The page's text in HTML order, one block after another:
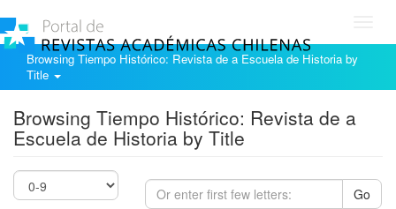
Browsing Tiempo Histórico: Revista de a Escuela de Historia by
Title
Browsing Tiempo Histórico: Revista de a
Escuela de Historia by Title
Go